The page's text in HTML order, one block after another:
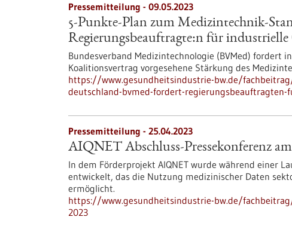
Pressemitteilung - 09.05.2023
5-Punkte-Plan zum Medizintechnik-
Regierungsbeauftragte:n für
Bundesverband Medizintechnologie (BVMed) fordert
Koalitionsvertrag vorgesehene Stärkung des
https://www.gesundheitsindustrie-bw.de/
deutschland-bvmed-fordert-
Pressemitteilung - 25.04.2023
AIQNET Abschluss-Pressekonferenz
In dem Förderprojekt AIQNET wurde während einer
entwickelt, das die Nutzung medizinischer Daten
ermöglicht.
https://www.gesundheitsindustrie-bw.de/
2023